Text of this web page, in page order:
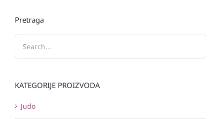
Pretraga
KATEGORIJE PROIZVODA
Judo